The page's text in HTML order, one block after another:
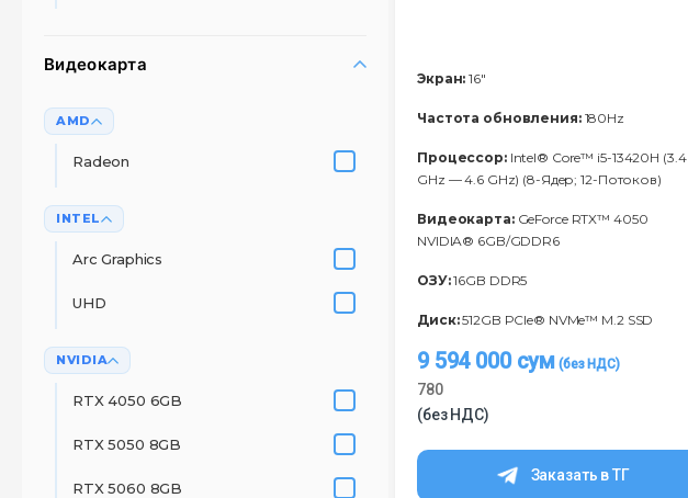
Видеокарта
AMD
Radeon
INTEL
Arc Graphics
UHD
NVIDIA
RTX 4050 6GB
RTX 5050 8GB
RTX 5060 8GB
Экран: 16"
Частота обновления:180Hz
Процессор:Intel® Core™ i5-13420H (3.4
GHz — 4.6 GHz) (8-Ядeр; 12-Потоков)
Видеокарта:GeForce RTX™ 4050
NVIDIA® 6GB/GDDR6
ОЗУ:16GB DDR5
Диск:512GB PCIe® NVMe™ M.2 SSD
9 594 000 сум
780
(без НДС)
Заказать в ТГ